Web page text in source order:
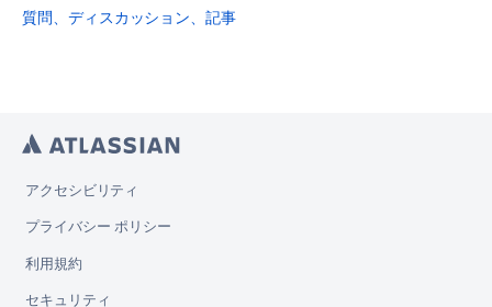
質問、ディスカッション、記事
アクセシビリティ
プライバシー ポリシー
利用規約
セキュリティ